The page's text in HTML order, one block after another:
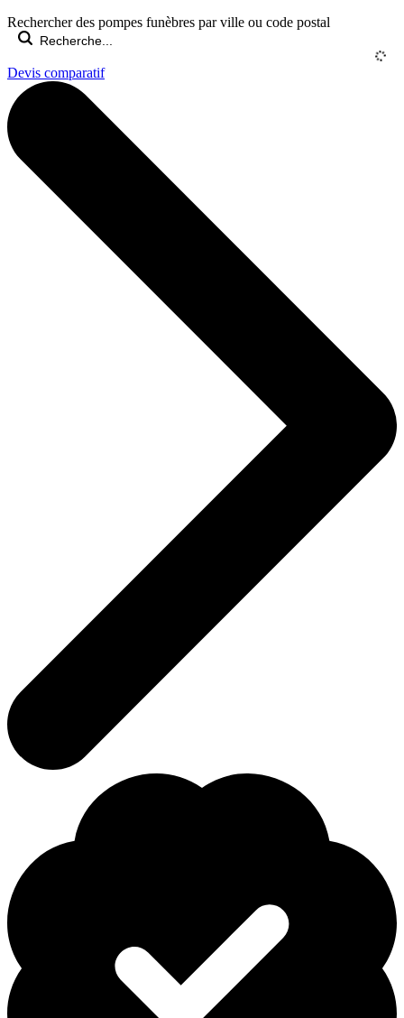
Rechercher des pompes funèbres par ville ou code postal
Devis comparatif